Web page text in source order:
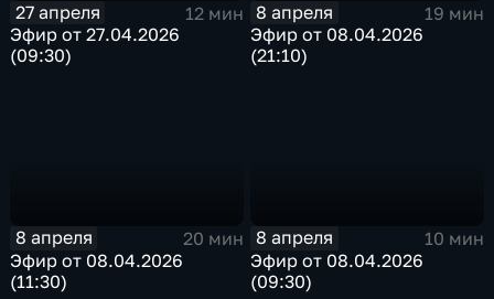
27 апреля
12 мин
Эфир от 27.04.2026
(09:30)
8 апреля
19 мин
Эфир от 08.04.2026
(21:10)
8 апреля
20 мин
Эфир от 08.04.2026
(11:30)
8 апреля
10 мин
Эфир от 08.04.2026
(09:30)